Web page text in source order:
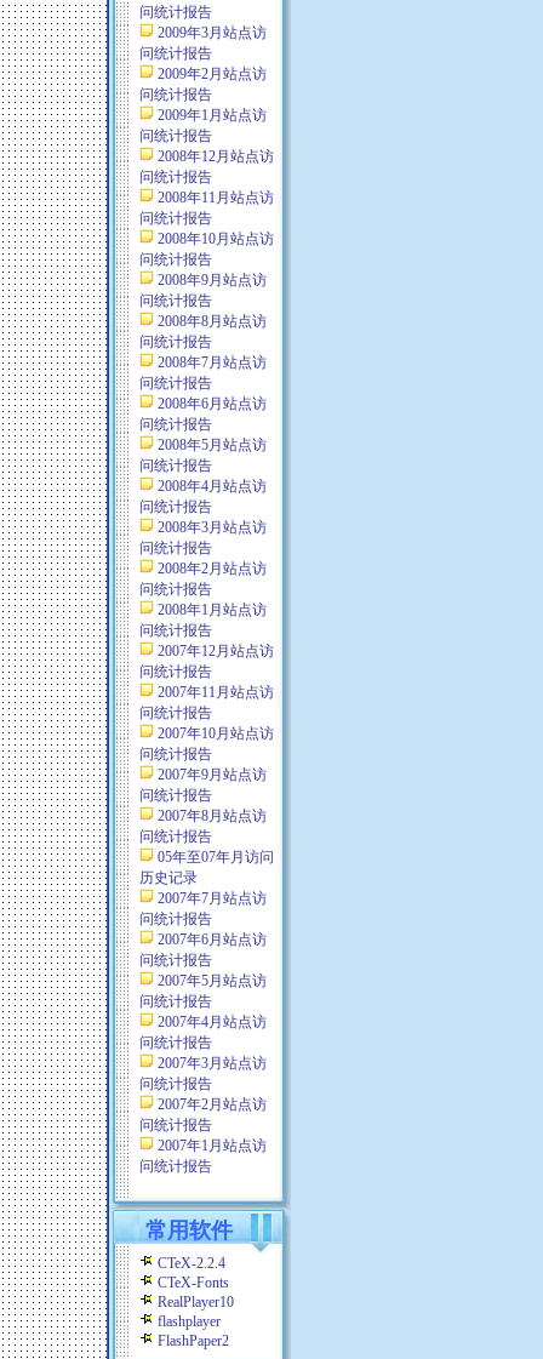
问统计报告
2009年3月站点访
问统计报告
2009年2月站点访
问统计报告
2009年1月站点访
问统计报告
2008年12月站点访
问统计报告
2008年11月站点访
问统计报告
2008年10月站点访
问统计报告
2008年9月站点访
问统计报告
2008年8月站点访
问统计报告
2008年7月站点访
问统计报告
2008年6月站点访
问统计报告
2008年5月站点访
问统计报告
2008年4月站点访
问统计报告
2008年3月站点访
问统计报告
2008年2月站点访
问统计报告
2008年1月站点访
问统计报告
2007年12月站点访
问统计报告
2007年11月站点访
问统计报告
2007年10月站点访
问统计报告
2007年9月站点访
问统计报告
2007年8月站点访
问统计报告
05年至07年月访问
历史记录
2007年7月站点访
问统计报告
2007年6月站点访
问统计报告
2007年5月站点访
问统计报告
2007年4月站点访
问统计报告
2007年3月站点访
问统计报告
2007年2月站点访
问统计报告
2007年1月站点访
问统计报告
常用软件
CTeX-2.2.4
CTeX-Fonts
RealPlayer10
flashplayer
FlashPaper2